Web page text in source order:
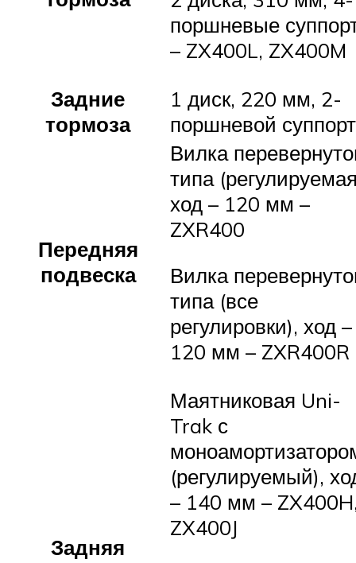
поршневые
– ZX400L, ZX400M
Задние
тормоза
1 диск, 220 мм, 2-
поршневой суппорт
Передняя
подвеска
Вилка
типа
ход – 120 мм –
ZXR400
Вилка
типа (все
регулировки), ход –
120 мм – ZXR400R
Задняя
Маятниковая Uni-
Trak с
(регулируемый),
– 140 мм –
ZX400J